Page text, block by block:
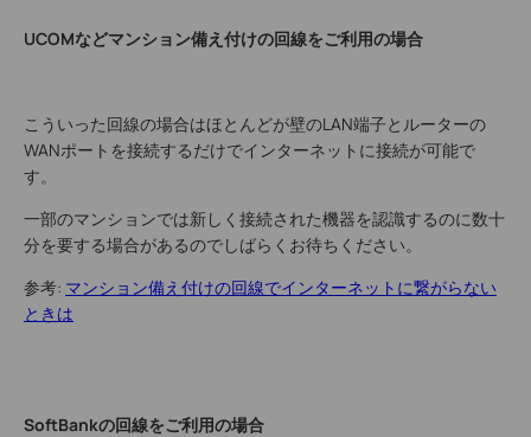
UCOMなどマンション備え付けの回線をご利用の場合
こういった回線の場合はほとんどが壁のLAN端子とルーターの
WANポートを接続するだけでインターネットに接続が可能で
す。
一部のマンションでは新しく接続された機器を認識するのに数十
分を要する場合があるのでしばらくお待ちください。
参考: マンション備え付けの回線でインターネットに繋がらない
ときは
SoftBankの回線をご利用の場合